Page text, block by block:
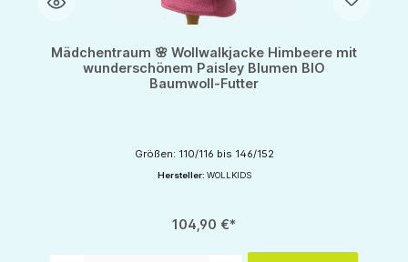
Mädchentraum 🌸 Wollwalkjacke Himbeere mit
wunderschönem Paisley Blumen BIO
Baumwoll-Futter
Größen: 110/116 bis 146/152
Hersteller: WOLLKIDS
104,90 €*